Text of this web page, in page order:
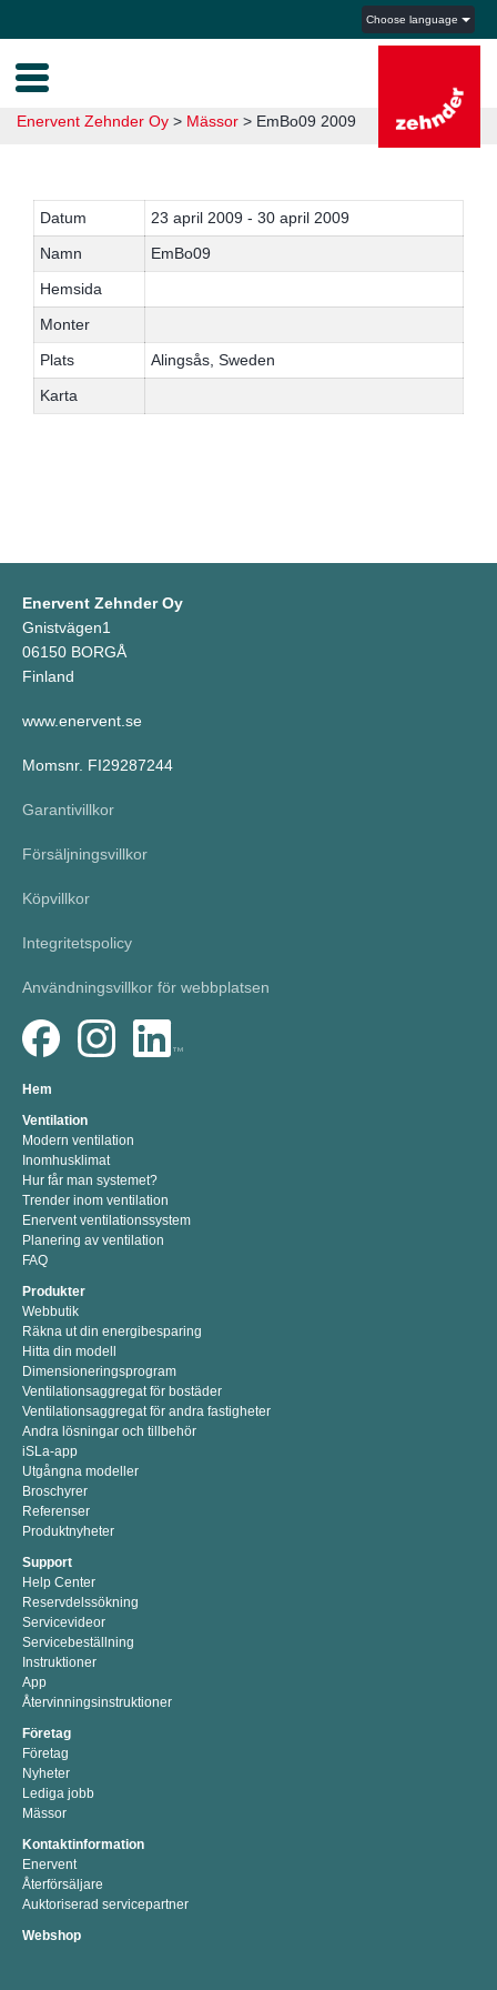
Choose language
Enervent Zehnder Oy > Mässor > EmBo09 2009
Datum
23 april 2009 - 30 april 2009
Namn
EmBo09
Hemsida
Monter
Plats
Alingsås, Sweden
Karta
Enervent Zehnder Oy
Gnistvägen1
06150 BORGÅ
Finland
www.enervent.se
Momsnr. FI29287244
Garantivillkor
Försäljningsvillkor
Köpvillkor
Integritetspolicy
Användningsvillkor för webbplatsen
Hem
Ventilation
Modern ventilation
Inomhusklimat
Hur får man systemet?
Trender inom ventilation
Enervent ventilationssystem
Planering av ventilation
FAQ
Produkter
Webbutik
Räkna ut din energibesparing
Hitta din modell
Dimensioneringsprogram
Ventilationsaggregat för bostäder
Ventilationsaggregat för andra fastigheter
Andra lösningar och tillbehör
iSLa-app
Utgångna modeller
Broschyrer
Referenser
Produktnyheter
Support
Help Center
Reservdelssökning
Servicevideor
Servicebeställning
Instruktioner
App
Återvinningsinstruktioner
Företag
Företag
Nyheter
Lediga jobb
Mässor
Kontaktinformation
Enervent
Återförsäljare
Auktoriserad servicepartner
Webshop